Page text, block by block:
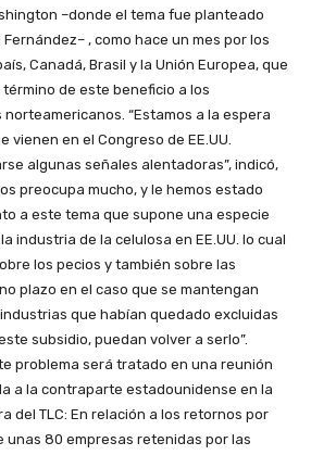
–donde el tema fue planteado
, como hace un mes por los
Canadá, Brasil y la Unión Europea, que
de este beneficio a los
“Estamos a la espera
vienen en el Congreso de EE.UU.
algunas señales alentadoras”, indicó,
preocupa mucho, y le hemos estado
a este tema que supone una especie
industria de la celulosa en EE.UU. lo cual
los pecios y también sobre las
plazo en el caso que se mantengan
que habían quedado excluidas
subsidio, puedan volver a serlo”.
problema será tratado en una reunión
a la contraparte estadounidense en la
del TLC: En relación a los retornos por
unas 80 empresas retenidas por las